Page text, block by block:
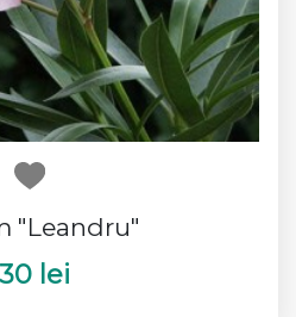
"Leandru"
lei